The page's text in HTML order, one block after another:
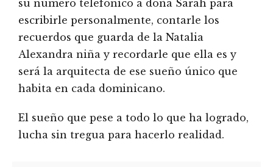
su número telefónico a doña Sarah para
escribirle personalmente, contarle los
recuerdos que guarda de la Natalia
Alexandra niña y recordarle que ella es y
será la arquitecta de ese sueño único que
habita en cada dominicano.
El sueño que pese a todo lo que ha logrado,
lucha sin tregua para hacerlo realidad.